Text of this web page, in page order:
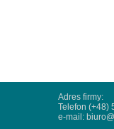
Adres firmy:
Telefon (+48)
e-mail: